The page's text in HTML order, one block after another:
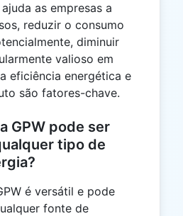
as empresas a
reduzir o consumo
diminuir
valioso em
eficiência energética e
são fatores-chave.
GPW pode ser
tipo de
é versátil e pode
fonte de